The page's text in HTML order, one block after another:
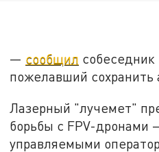
— сообщил
пожелавший сохранить
Лазерный "лучемет"
борьбы с FPV-дронами
управляемыми